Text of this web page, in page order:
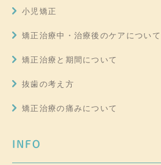
小児矯正
矯正治療中・治療後のケアについて
矯正治療と期間について
抜歯の考え方
矯正治療の痛みについて
INFO